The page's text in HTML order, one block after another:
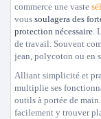
commerce une vaste
vous soulagera des
protection nécessaire.
de travail. Souvent
jean, polycoton ou en
Alliant simplicité et
multiplie ses
outils à portée de
facilement y trouver